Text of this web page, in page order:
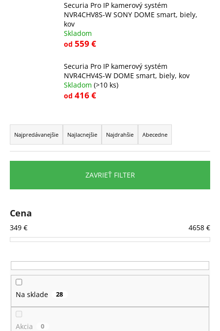
Securia Pro IP kamerový systém
NVR4CHV8S-W SONY DOME smart, biely,
kov
Skladom
od 559 €
Securia Pro IP kamerový systém
NVR4CHV4S-W DOME smart, biely, kov
Skladom (>10 ks)
od 416 €
R
a
d
e
i
p
r
o
u
k
o
v
Najpredávanejšie Najlacnejšie Najdrahšie Abecedne
ZAVRIEŤ FILTER
Cena
349 € 4658 €
Na sklade 28
Akcia 0